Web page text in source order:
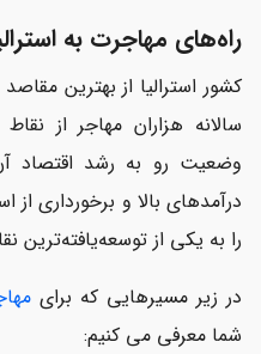
راه‌های مهاجرت به
کشور استرالیا از بهترین
سالانه هزاران مهاجر از
وضعیت رو به رشد اقتصاد
درآمدهای بالا و برخورداری از
را به یکی از
در زیر مسیرهایی که برای
شما معرفی می کنیم: